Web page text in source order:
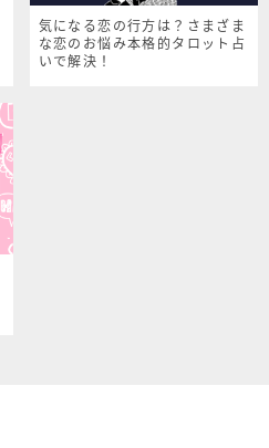
気になる恋の行方は？さまざま
な恋のお悩み本格的タロット占
いで解決！